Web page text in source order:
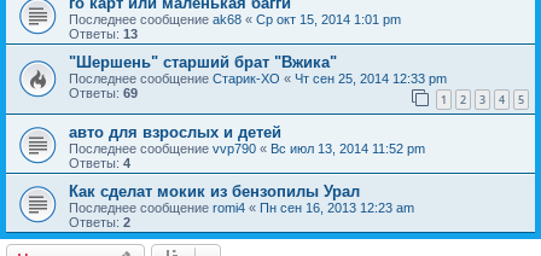
Последнее сообщение ak68 « Ср окт 15, 2014 1:01 pm
Ответы: 13
"Шершень" старший брат "Вжика"
Последнее сообщение Старик-ХО « Чт сен 25, 2014 12:33 pm
Ответы: 69 1 2 3 4 5
авто для взрослых и детей
Последнее сообщение vvp790 « Вс июл 13, 2014 11:52 pm
Ответы: 4
Как сделат мокик из бензопилы Урал
Последнее сообщение romi4 « Пн сен 16, 2013 12:23 am
Ответы: 2